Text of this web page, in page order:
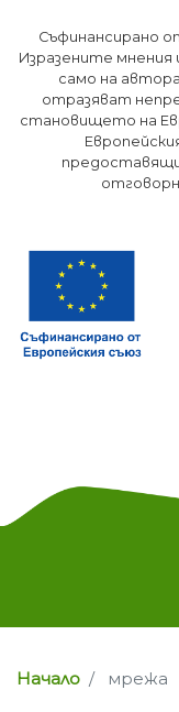
Съфинансирано
Изразените мнения
само на
отразяват
становището на
Начало мрежа